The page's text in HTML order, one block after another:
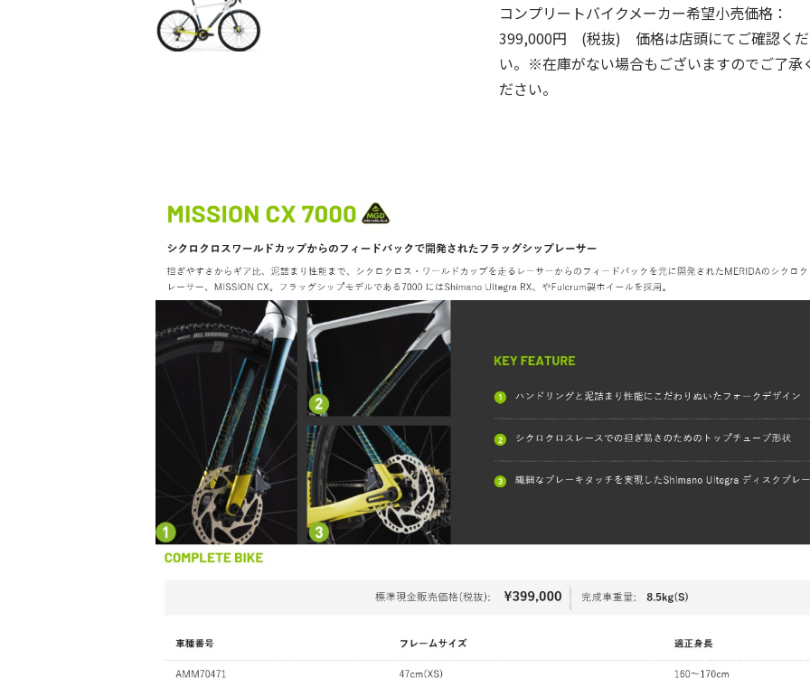
コンプリートバイクメーカー希望小売価格：
399,000円 (税抜) 価格は店頭にてご確認く
い。※在庫がない場合もございますのでご了承
ださい。